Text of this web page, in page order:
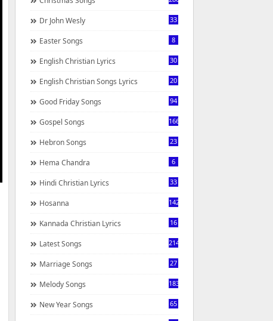
Dr John Wesly 33
Easter Songs 8
English Christian Lyrics 30
English Christian Songs Lyrics 20
Good Friday Songs 94
Gospel Songs 166
Hebron Songs 23
Hema Chandra 6
Hindi Christian Lyrics 33
Hosanna 142
Kannada Christian Lyrics 16
Latest Songs 214
Marriage Songs 27
Melody Songs 183
New Year Songs 65